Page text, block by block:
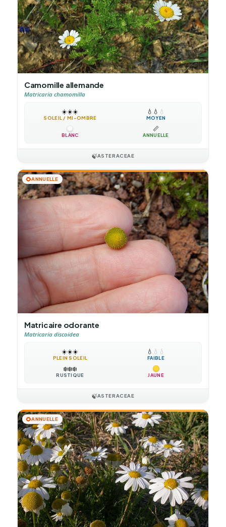
Camomille allemande
Matricaria chamomilla
☀️☀️☀️
SOLEIL / MI-OMBRE
💧 💧 💧
MOYEN
BLANC
📏
ANNUELLE
🍃ASTERACEAE
🌻ANNUELLE
Matricaire odorante
Matricaria discoidea
☀️☀️☀️
PLEIN SOLEIL
💧 💧 💧
FAIBLE
❄️❄️❄️
RUSTIQUE JAUNE
🍃ASTERACEAE
🌻ANNUELLE